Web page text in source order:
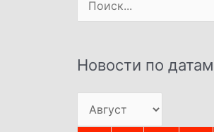
Поиск:
Новости по датам